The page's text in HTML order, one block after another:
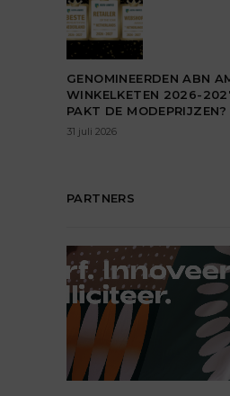
GENOMINEERDEN ABN
WINKELKETEN 2026-
PAKT DE MODEPRIJZEN?
31 juli 2026
PARTNERS